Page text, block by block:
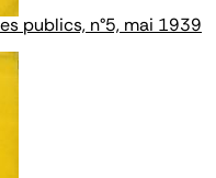
publics, n°5, mai 1939